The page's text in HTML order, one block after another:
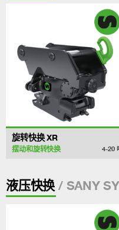
旋转快换 XR
摆动和旋转快换 4-20
液压快换 / SANY